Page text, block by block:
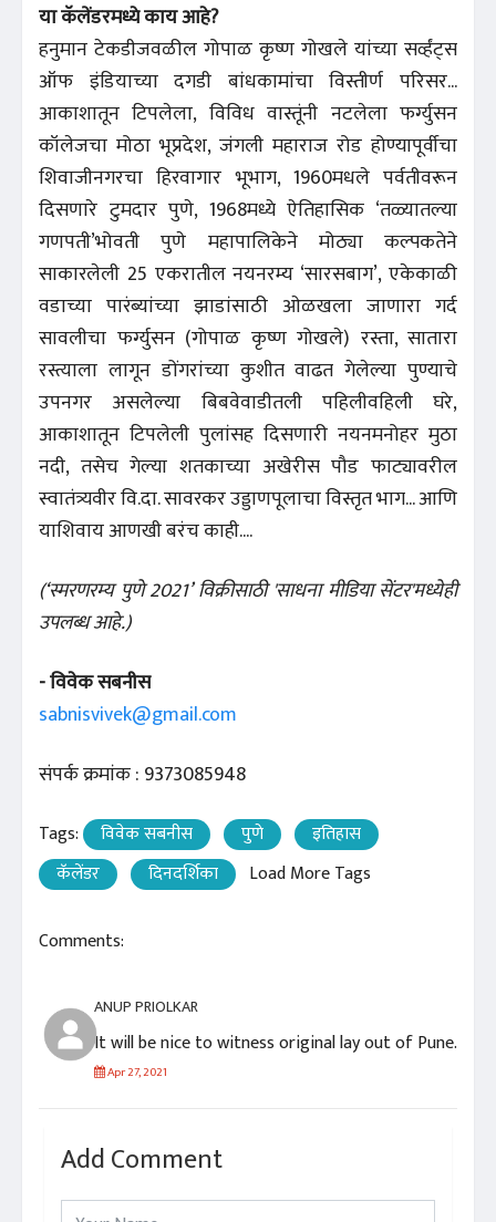
या कॅलेंडरमध्ये काय आहे?
हनुमान टेकडीजवळील गोपाळ कृष्ण गोखले यांच्या सर्व्हंट्स
ऑफ इंडियाच्या दगडी बांधकामांचा विस्तीर्ण परिसर...
आकाशातून टिपलेला, विविध वास्तूंनी नटलेला फर्ग्युसन
कॉलेजचा मोठा भूप्रदेश, जंगली महाराज रोड होण्यापूर्वीचा
शिवाजीनगरचा हिरवागार भूभाग, 1960मधले पर्वतीवरून
दिसणारे टुमदार पुणे, 1968मध्ये ऐतिहासिक ‘तळ्यातल्या
गणपती’भोवती पुणे महापालिकेने मोठ्या कल्पकतेने
साकारलेली 25 एकरातील नयनरम्य ‘सारसबाग’, एकेकाळी
वडाच्या पारंब्यांच्या झाडांसाठी ओळखला जाणारा गर्द
सावलीचा फर्ग्युसन (गोपाळ कृष्ण गोखले) रस्ता, सातारा
रस्त्याला लागून डोंगरांच्या कुशीत वाढत गेलेल्या पुण्याचे
उपनगर असलेल्या बिबवेवाडीतली पहिलीवहिली घरे,
आकाशातून टिपलेली पुलांसह दिसणारी नयनमनोहर मुठा
नदी, तसेच गेल्या शतकाच्या अखेरीस पौड फाट्यावरील
स्वातंत्र्यवीर वि.दा. सावरकर उड्डाणपूलाचा विस्तृत भाग... आणि
याशिवाय आणखी बरंच काही....
(‘स्मरणरम्य पुणे 2021’ विक्रीसाठी 'साधना मीडिया सेंटर'मध्येही
उपलब्ध आहे.)
- विवेक सबनीस
sabnisvivek@gmail.com
संपर्क क्रमांक : 9373085948
Tags: विवेक सबनीस पुणे
इतिहास
कॅलेंडर
दिनदर्शिका Load More Tags
Comments:
ANUP PRIOLKAR
It will be nice to witness original lay out of Pune.
Apr 27, 2021
Add Comment